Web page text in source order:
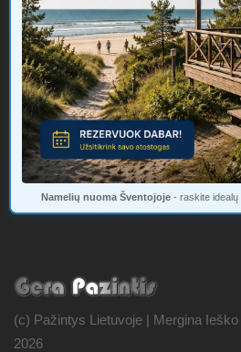
Namelių nuoma Šventojoje - raskite idealų
(c) Pažintys Lietuvoje | Mergina
2026